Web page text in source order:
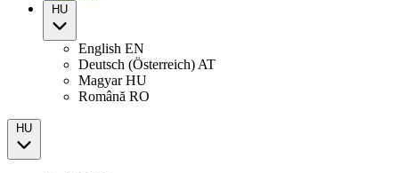
HU
English EN
Deutsch (Österreich) AT
Magyar HU
Română RO
HU